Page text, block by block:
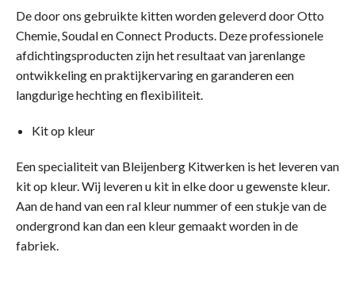
De door ons gebruikte kitten worden geleverd door Otto
Chemie, Soudal en Connect Products. Deze professionele
afdichtingsproducten zijn het resultaat van jarenlange
ontwikkeling en praktijkervaring en garanderen een
langdurige hechting en flexibiliteit.
Kit op kleur
Een specialiteit van Bleijenberg Kitwerken is het leveren van
kit op kleur. Wij leveren u kit in elke door u gewenste kleur.
Aan de hand van een ral kleur nummer of een stukje van de
ondergrond kan dan een kleur gemaakt worden in de
fabriek.